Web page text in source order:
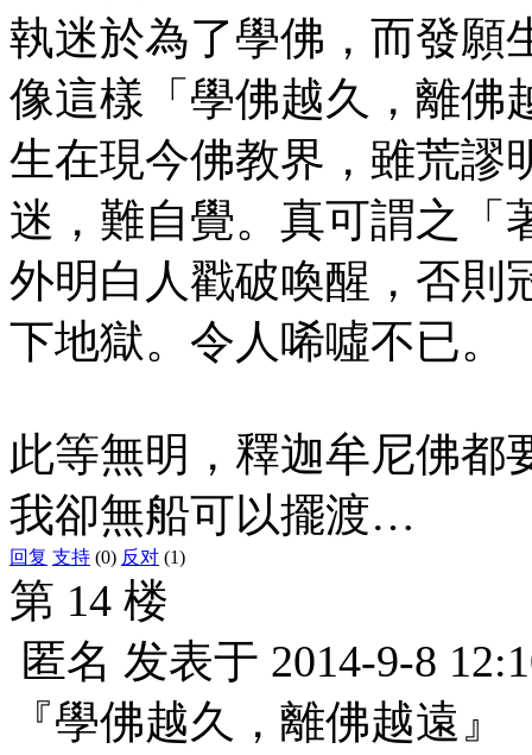
執迷於為了學佛，而發願
像這樣「學佛越久，離佛
生在現今佛教界，雖荒謬
迷，難自覺。真可謂之「
外明白人戳破喚醒，否則
下地獄。令人唏噓不已。
此等無明，釋迦牟尼佛都
我卻無船可以擺渡…
回复 支持 (0) 反对 (1)
第 14 楼
匿名 发表于 2014-9-8
『學佛越久，離佛越遠』